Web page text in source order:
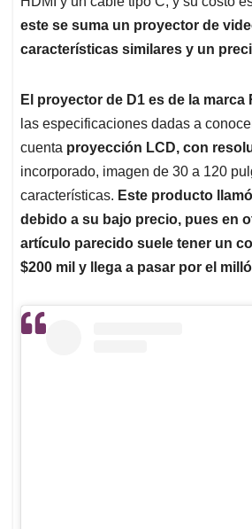
este se suma un proyector de
características similares y un
El proyector de D1 es de la marca
las especificaciones dadas a
cuenta proyección LCD, con
incorporado, imagen de 30 a 120
características. Este producto
debido a su bajo precio, pues en
artículo parecido suele tener un
$200 mil y llega a pasar por el